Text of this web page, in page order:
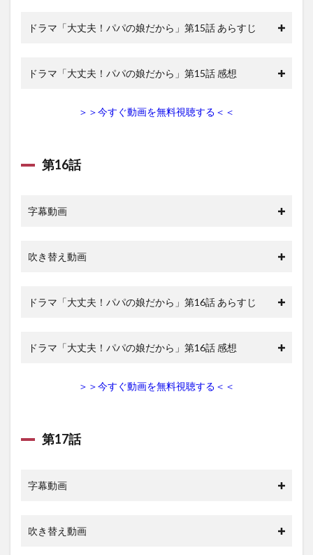
ドラマ「大丈夫！パパの娘だから」第15話 あらすじ
ドラマ「大丈夫！パパの娘だから」第15話 感想
＞＞今すぐ動画を無料視聴する＜＜
第16話
字幕動画
吹き替え動画
ドラマ「大丈夫！パパの娘だから」第16話 あらすじ
ドラマ「大丈夫！パパの娘だから」第16話 感想
＞＞今すぐ動画を無料視聴する＜＜
第17話
字幕動画
吹き替え動画